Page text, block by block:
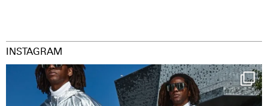
INSTAGRAM
Happy Streetparade everybody
Music in...
36
2